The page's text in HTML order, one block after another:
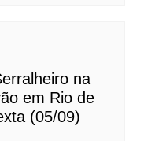
na
em Rio de
(05/09)